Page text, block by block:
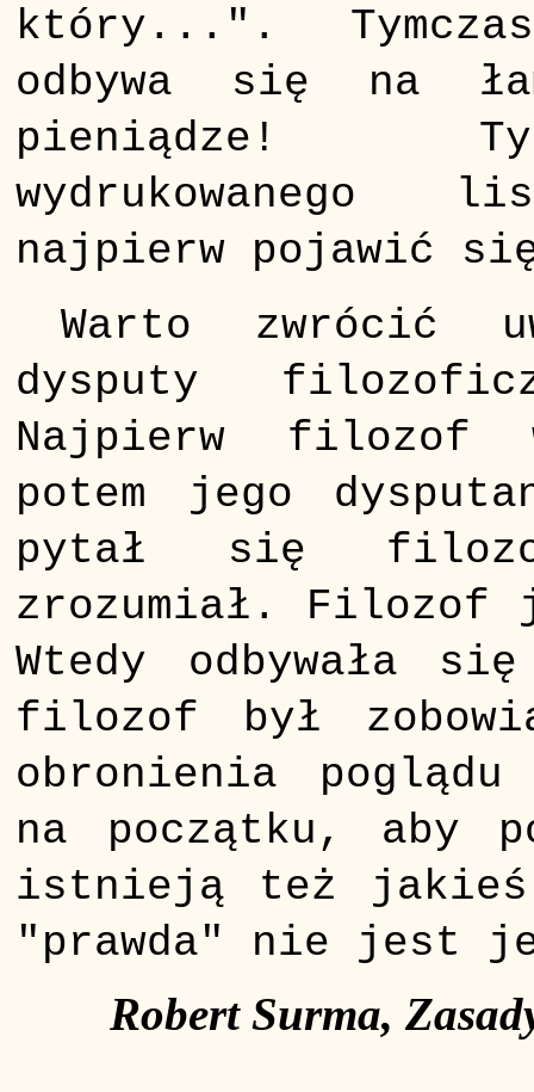
który...".
odbywa się na
pieniądze!
najpierw pojawić
Warto zwrócić
dysputy
Najpierw filozof
potem jego
pytał się
zrozumiał. Filozof
Wtedy odbywała
filozof był
obronienia
na początku, aby
istnieją też jakieś
"prawda" nie jest
Robert Surma,